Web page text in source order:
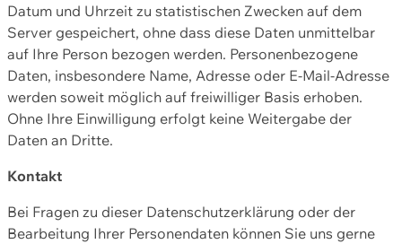
Datum und Uhrzeit zu statistischen Zwecken auf dem
Server gespeichert, ohne dass diese Daten unmittelbar
auf Ihre Person bezogen werden. Personenbezogene
Daten, insbesondere Name, Adresse oder E-Mail-Adresse
werden soweit möglich auf freiwilliger Basis erhoben.
Ohne Ihre Einwilligung erfolgt keine Weitergabe der
Daten an Dritte.
Kontakt
Bei Fragen zu dieser Datenschutzerklärung oder der
Bearbeitung Ihrer Personendaten können Sie uns gerne